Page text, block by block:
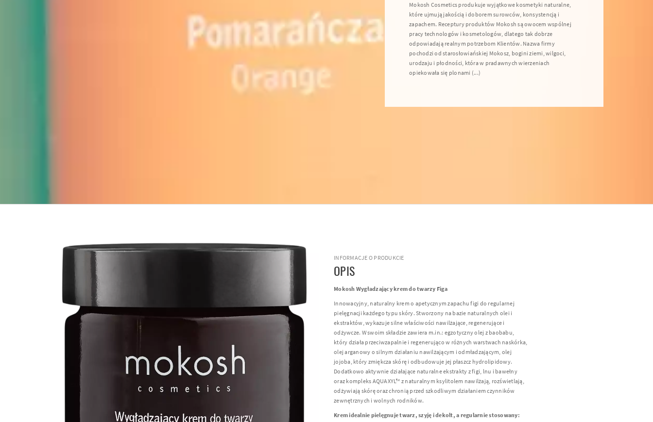
Mokosh Cosmetics produkuje wyjątkowe kosmetyki naturalne,
które ujmują jakością i doborem surowców, konsystencją i
zapachem. Receptury produktów Mokosh są owocem wspólnej
pracy technologów i kosmetologów, dlatego tak dobrze
odpowiadają realnym potrzebom Klientów. Nazwa firmy
pochodzi od starosłowiańskiej Mokosz, bogini ziemi, wilgoci,
urodzaju i płodności, która w pradawnych wierzeniach
opiekowała się plonami (...)
INFORMACJE O PRODUKCIE
OPIS
Mokosh Wygładzający krem do twarzy Figa
Innowacyjny, naturalny krem o apetycznym zapachu figi do regularnej
pielęgnacji każdego typu skóry. Stworzony na bazie naturalnych olei i
ekstraktów, wykazuje silne właściwości nawilżające, regenerujące i
odżywcze. W swoim składzie zawiera m.in.: egzotyczny olej z baobabu,
który działa przeciwzapalnie i regenerująco w różnych warstwach naskórka,
olej arganowy o silnym działaniu nawilżającym i odmładzającym, olej
jojoba, który zmiękcza skórę i odbudowuje jej płaszcz hydrolipidowy.
Dodatkowo aktywnie działające naturalne ekstrakty z figi, lnu i bawełny
oraz kompleks AQUAXYL™ z naturalnym ksylitolem nawilżają, rozświetlają,
odżywiają skórę oraz chronią przed szkodliwym działaniem czynników
zewnętrznych i wolnych rodników.
Krem idealnie pielęgnuje twarz, szyję i dekolt, a regularnie stosowany: